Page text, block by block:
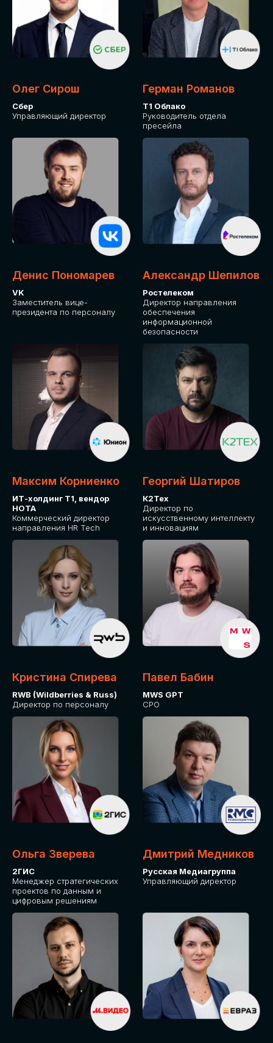
Олег Сирош
Сбер
Управляющий директор
Герман Романов
Т1 Облако
Руководитель отдела
пресейла
Денис Пономарев
VK
Заместитель вице-
президента по персоналу
Александр Шепилов
Ростелеком
Директор направления
обеспечения
информационной
безопасности
Максим Корниенко
ИТ-холдинг Т1, вендор
НОТА
Коммерческий директор
направления HR Tech
Георгий Шатиров
К2Тех
Директор по
искусственному интеллекту
и инновациям
Кристина Спирева
RWB (Wildberries & Russ)
Директор по персоналу
Павел Бабин
MWS GPT
CPO
Ольга Зверева
2ГИС
Менеджер стратегических
проектов по данным и
цифровым решениям
Дмитрий Медников
Русская Медиагруппа
Управляющий директор